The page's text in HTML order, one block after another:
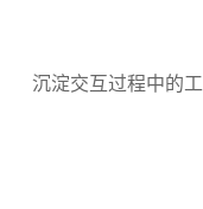
沉淀交互过程中的